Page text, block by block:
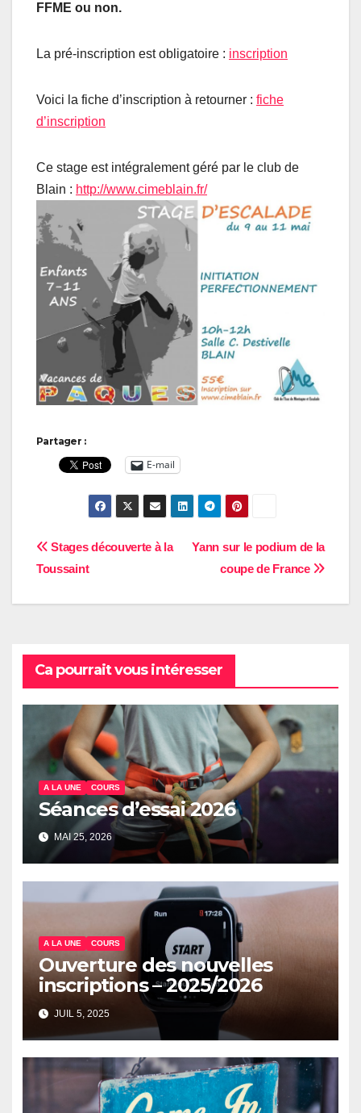
FFME ou non.
La pré-inscription est obligatoire : inscription
Voici la fiche d’inscription à retourner : fiche
d’inscription
Ce stage est intégralement géré par le club de
Blain : http://www.cimeblain.fr/
Partager :
E-mail
Navigation
Yann sur le podium de la
coupe de France
Stages découverte à la
Toussaint
Ca pourrait vous intéresser
A LA UNE COURS
Séances d’essai 2026
MAI 25, 2026
A LA UNE COURS
Ouverture des nouvelles
inscriptions – 2025/2026
JUIL 5, 2025